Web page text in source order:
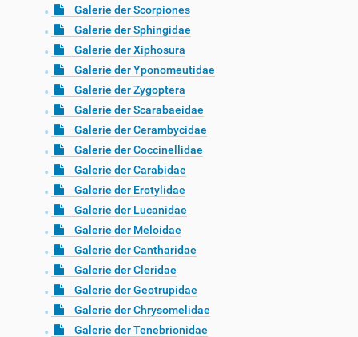
Galerie der Scorpiones
Galerie der Sphingidae
Galerie der Xiphosura
Galerie der Yponomeutidae
Galerie der Zygoptera
Galerie der Scarabaeidae
Galerie der Cerambycidae
Galerie der Coccinellidae
Galerie der Carabidae
Galerie der Erotylidae
Galerie der Lucanidae
Galerie der Meloidae
Galerie der Cantharidae
Galerie der Cleridae
Galerie der Geotrupidae
Galerie der Chrysomelidae
Galerie der Tenebrionidae